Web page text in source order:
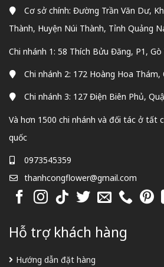
Cơ sở chính: Đường Trần Văn Dư,
Thành, Huyện Núi Thành, Tỉnh Quảng
Chi nhánh 1: 58 Thích Bửu Đăng, P1, Gò
Chi nhánh 2: 172 Hoàng Hoa Thám,
Chi nhánh 3: 127 Điện Biên Phủ,
Và hơn 1500 chi nhánh và đối tác ở tất
quốc
0973545359
thanhcongflower@gmail.com
Hỗ trợ khách hàng
Hướng dẫn đặt hàng